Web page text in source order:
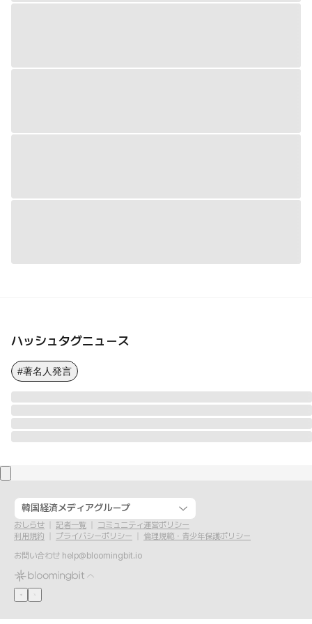
ハッシュタグニュース
#著名人発言
韓国経済メディアグループ
おしらせ 記者一覧
コミュニティ運営ポリシー
利用規約
プライバシーポリシー
倫理規範・青少年保護ポリシー
お問い合わせ help@bloomingbit.io